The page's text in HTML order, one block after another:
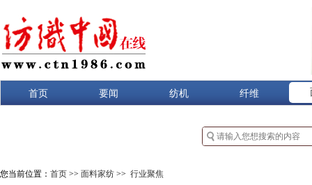
首页 要闻 纺机 纤维
您当前位置： 首页 >> 面料家纺 >> 行业聚焦